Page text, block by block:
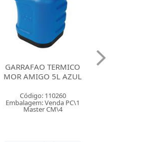
PULVERIZADOR PLASTICO
PLASDURAN 550ML
Código: 110706
Embalagem: Venda PC\1
Master CM\45